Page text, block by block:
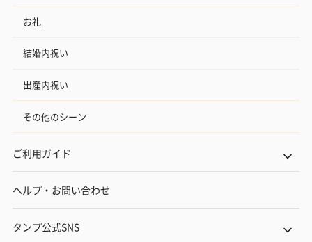
お礼
結婚内祝い
出産内祝い
その他のシーン
ご利用ガイド
ヘルプ・お問い合わせ
タンプ公式SNS